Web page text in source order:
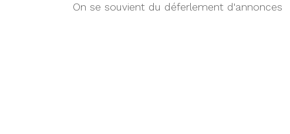
On se souvient du déferlement d'annonces